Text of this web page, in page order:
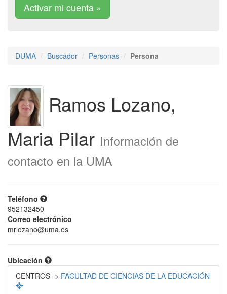
Activar mi cuenta »
DUMA Buscador Personas Persona
Ramos Lozano,
Maria Pilar Información de
contacto en la UMA
Teléfono
952132450
Correo electrónico
mrlozano@uma.es
Ubicación
CENTROS -> FACULTAD DE CIENCIAS DE LA EDUCACIÓN